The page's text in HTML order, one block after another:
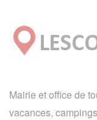
Mairie et office de
vacances,